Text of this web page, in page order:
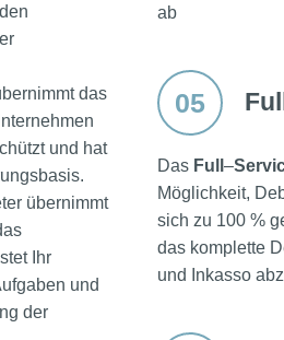
das
und hat
übernimmt
Ihr
und
der
ab
05
Das Full –
Möglichkeit,
sich zu 100 %
das komplette
und Inkasso